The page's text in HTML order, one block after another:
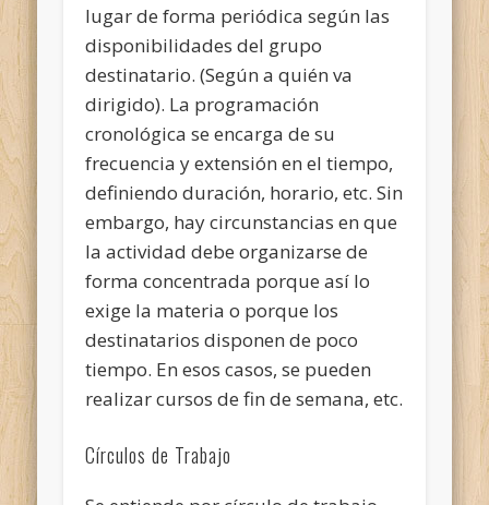
lugar de forma periódica según las
disponibilidades del grupo
destinatario. (Según a quién va
dirigido). La programación
cronológica se encarga de su
frecuencia y extensión en el tiempo,
definiendo duración, horario, etc. Sin
embargo, hay circunstancias en que
la actividad debe organizarse de
forma concentrada porque así lo
exige la materia o porque los
destinatarios disponen de poco
tiempo. En esos casos, se pueden
realizar cursos de fin de semana, etc.
Círculos de Trabajo